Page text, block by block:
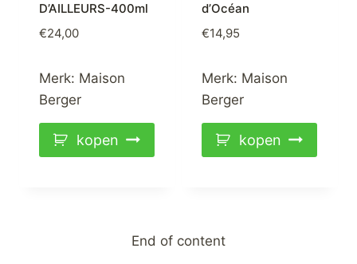
D’AILLEURS-400ml
€24,00
Merk: Maison
Berger
kopen
d’Océan
€14,95
Merk: Maison
Berger
kopen
End of content